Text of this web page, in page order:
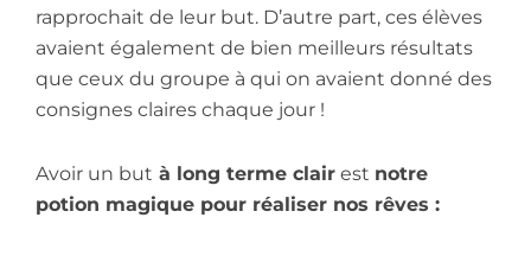
rapprochait de leur but. D’autre part, ces élèves
avaient également de bien meilleurs résultats
que ceux du groupe à qui on avaient donné des
consignes claires chaque jour !
Avoir un but à long terme clair est notre
potion magique pour réaliser nos rêves :